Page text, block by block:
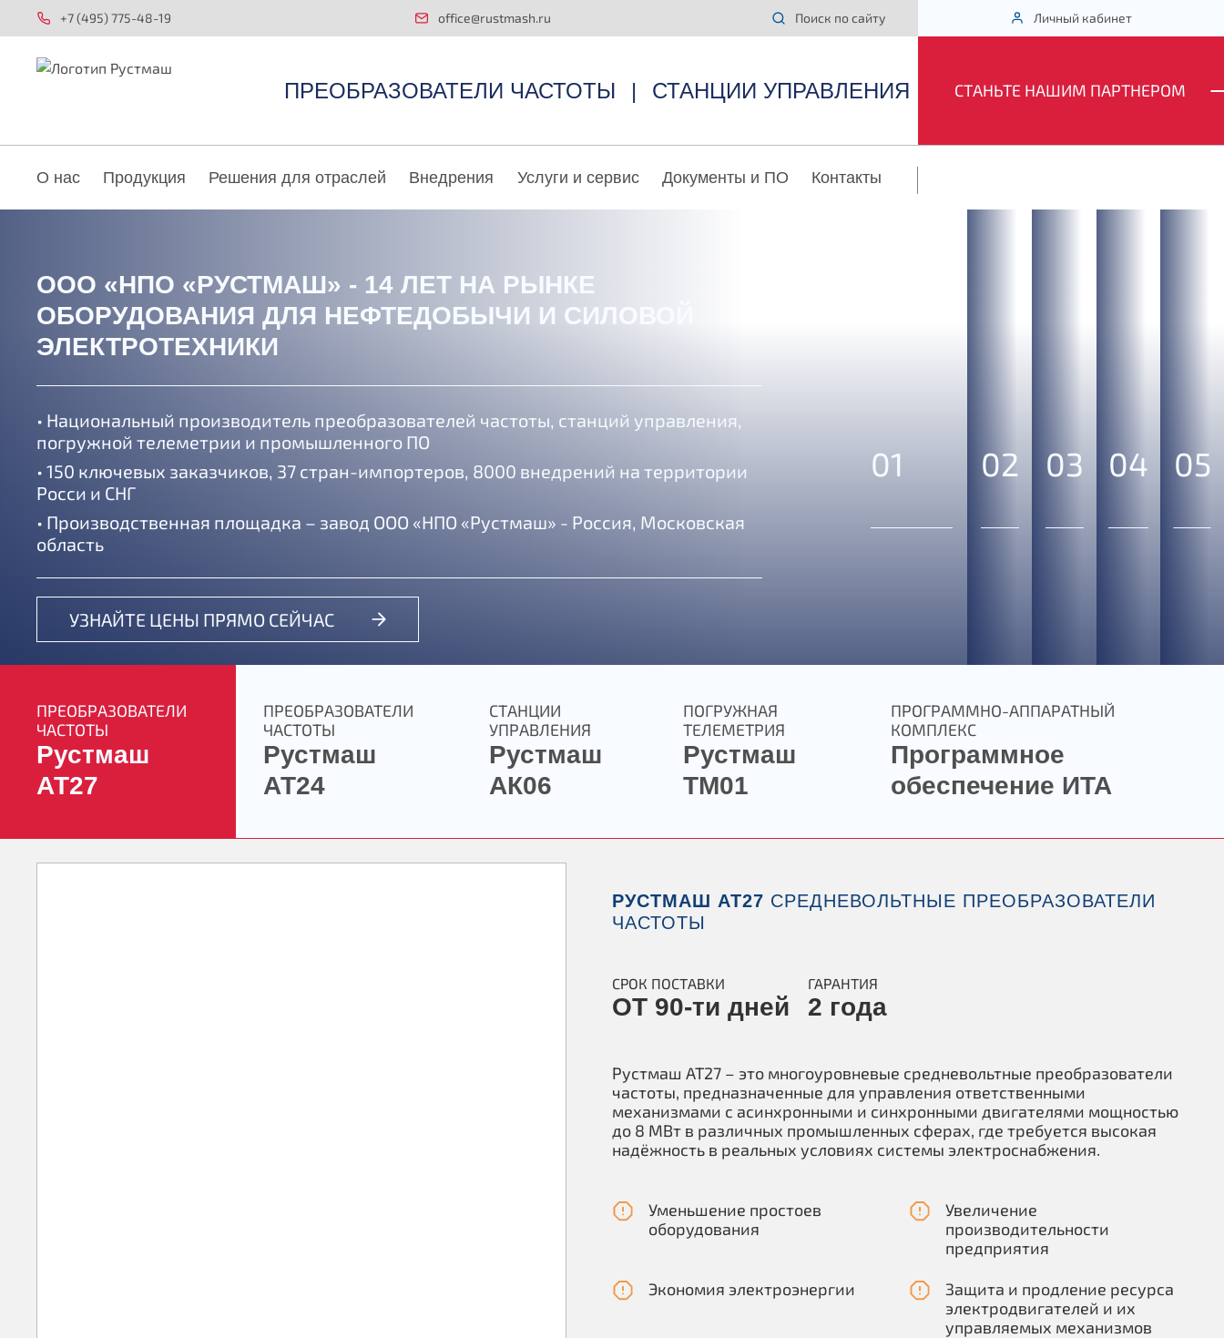
+7 (495) 775-48-19 office@rustmash.ru Поиск по сайту Личный кабинет
ПРЕОБРАЗОВАТЕЛИ ЧАСТОТЫ | СТАНЦИИ УПРАВЛЕНИЯ ТЕЛЕМЕТРИЯ
CТАНЬТЕ НАШИМ ПАРТНЕРОМ
О нас Продукция Решения для отраслей Внедрения Услуги и сервис Документы и ПО Контакты
ООО «НПО «РУСТМАШ» - 14 ЛЕТ НА РЫНКЕ
ОБОРУДОВАНИЯ ДЛЯ НЕФТЕДОБЫЧИ И СИЛОВОЙ
ЭЛЕКТРОТЕХНИКИ
• Национальный производитель преобразователей частоты, станций управления,
погружной телеметрии и промышленного ПО
• 150 ключевых заказчиков, 37 стран-импортеров, 8000 внедрений на территории
Росси и СНГ
• Производственная площадка – завод ООО «НПО «Рустмаш» - Россия, Московская
область
УЗНАЙТЕ ЦЕНЫ ПРЯМО СЕЙЧАС
01 02 03 04 05
ПРЕОБРАЗОВАТЕЛИ
ЧАСТОТЫ
Рустмаш
АТ27
ПРЕОБРАЗОВАТЕЛИ
ЧАСТОТЫ
Рустмаш
АТ24
СТАНЦИИ
УПРАВЛЕНИЯ
Рустмаш
АК06
ПОГРУЖНАЯ
ТЕЛЕМЕТРИЯ
Рустмаш
ТМ01
ПРОГРАММНО-АППАРАТНЫЙ
КОМПЛЕКС
Программное
обеспечение ИТА
РУСТМАШ АТ27 СРЕДНЕВОЛЬТНЫЕ ПРЕОБРАЗОВАТЕЛИ
ЧАСТОТЫ
СРОК ПОСТАВКИ
ОТ 90-ти дней
ГАРАНТИЯ
2 года
Рустмаш АТ27 – это многоуровневые средневольтные преобразователи
частоты, предназначенные для управления ответственными
механизмами с асинхронными и синхронными двигателями мощностью
до 8 МВт в различных промышленных сферах, где требуется высокая
надёжность в реальных условиях системы электроснабжения.
Уменьшение простоев
оборудования
Увеличение
производительности
предприятия
Экономия электроэнергии
Защита и продление ресурса
электродвигателей и их
управляемых механизмов